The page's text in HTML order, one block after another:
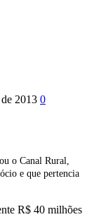
2013 0
o Canal Rural,
e que pertencia
R$ 40 milhões